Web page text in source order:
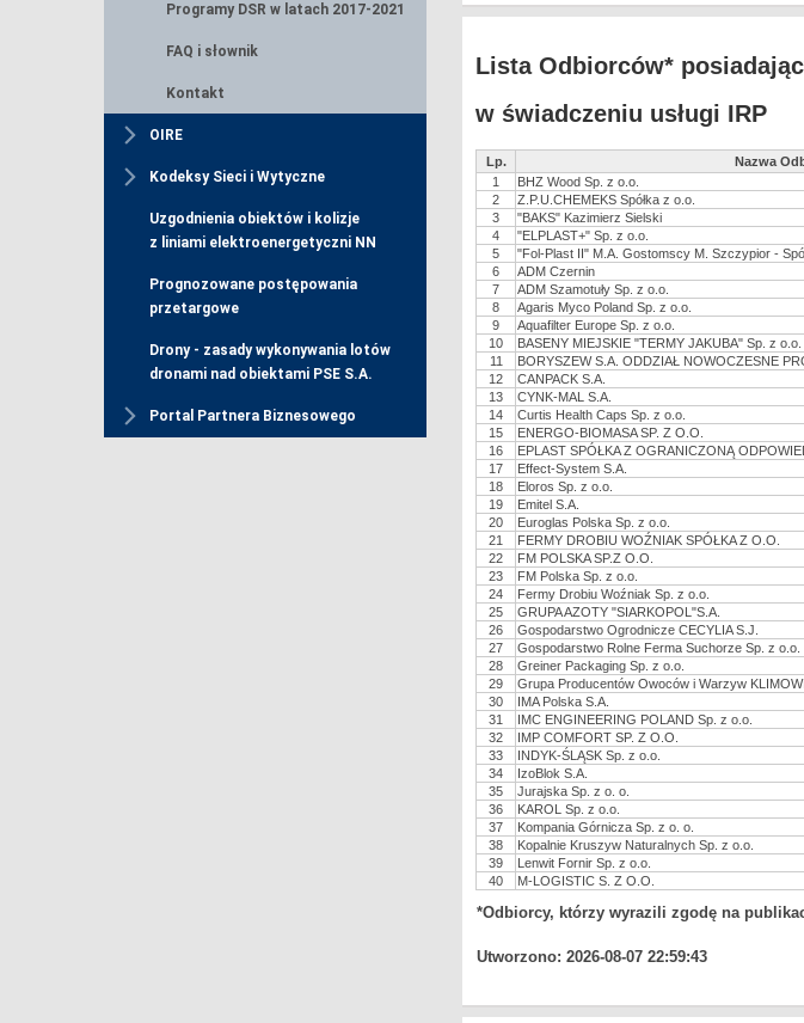
Programy DSR w latach 2017-2021
FAQ i słownik
Kontakt
OIRE
Kodeksy Sieci i Wytyczne
Uzgodnienia obiektów i kolizje
z liniami elektroenergetyczni NN
Prognozowane postępowania
przetargowe
Drony - zasady wykonywania lotów
dronami nad obiektami PSE S.A.
Portal Partnera Biznesowego
Lista Odbiorców*
w świadczeniu usługi IRP
Lp. Nazwa
1
BHZ Wood Sp. z o.o.
2
Z.P.U.CHEMEKS Spółka z o.o.
3
"BAKS" Kazimierz Sielski
4
"ELPLAST+" Sp. z o.o.
5
"Fol-Plast II" M.A. Gostomscy M. Szczypior -
6
ADM Czernin
7
ADM Szamotuły Sp. z o.o.
8
Agaris Myco Poland Sp. z o.o.
9
Aquafilter Europe Sp. z o.o.
10
BASENY MIEJSKIE "TERMY JAKUBA" Sp. z o.o.
11
BORYSZEW S.A. ODDZIAŁ NOWOCZESNE
12
CANPACK S.A.
13
CYNK-MAL S.A.
14
Curtis Health Caps Sp. z o.o.
15
ENERGO-BIOMASA SP. Z O.O.
16
EPLAST SPÓŁKA Z OGRANICZONĄ
17
Effect-System S.A.
18
Eloros Sp. z o.o.
19
Emitel S.A.
20
Euroglas Polska Sp. z o.o.
21
FERMY DROBIU WOŹNIAK SPÓŁKA Z O.O.
22
FM POLSKA SP.Z O.O.
23
FM Polska Sp. z o.o.
24
Fermy Drobiu Woźniak Sp. z o.o.
25
GRUPA AZOTY "SIARKOPOL"S.A.
26
Gospodarstwo Ogrodnicze CECYLIA S.J.
27
Gospodarstwo Rolne Ferma Suchorze Sp. z o.o.
28
Greiner Packaging Sp. z o.o.
29
Grupa Producentów Owoców i Warzyw
30
IMA Polska S.A.
31
IMC ENGINEERING POLAND Sp. z o.o.
32
IMP COMFORT SP. Z O.O.
33
INDYK-ŚLĄSK Sp. z o.o.
34
IzoBlok S.A.
35
Jurajska Sp. z o. o.
36
KAROL Sp. z o.o.
37
Kompania Górnicza Sp. z o. o.
38
Kopalnie Kruszyw Naturalnych Sp. z o.o.
39
Lenwit Fornir Sp. z o.o.
40
M-LOGISTIC S. Z O.O.
*Odbiorcy, którzy wyrazili zgodę na
Utworzono: 2026-08-07 22:59:43